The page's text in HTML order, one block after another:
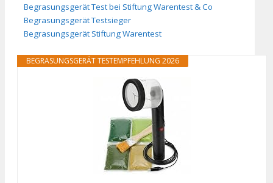
Begrasungsgerät Test bei Stiftung Warentest & Co
Begrasungsgerät Testsieger
Begrasungsgerät Stiftung Warentest
BEGRASUNGSGERÄT TESTEMPFEHLUNG 2026